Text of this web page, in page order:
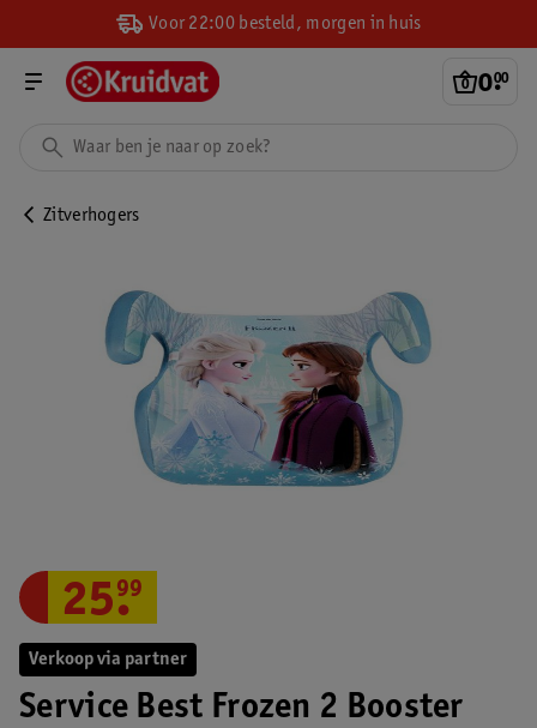
Voor 22:00 besteld, morgen in huis
0.
00
Zitverhogers
Verkoop via partner
Service Best Frozen 2 Booster
25.
99